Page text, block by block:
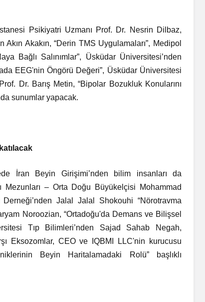
Psikiyatri Uzmanı Prof. Dr. Nesrin Dilbaz,
Akın Akakın, “Derin TMS Uygulamaları”, Medipol
Bağlı Salınımlar”, Üsküdar Üniversitesi’nden
EEG'nin Öngörü Değeri”, Üsküdar Üniversitesi
Dr. Barış Metin, “Bipolar Bozukluk Konularını
sunumlar yapacak.
İran Beyin Girişimi’nden bilim insanları da
Mezunları – Orta Doğu Büyükelçisi Mohammad
Jalal Jalal Shokouhi “Nörotravma
Noroozian, “Ortadoğu'da Demans ve Bilişsel
Tıp Bilimleri’nden Sajad Sahab Negah,
Eksozomlar, CEO ve IQBMI LLC'nin kurucusu
Beyin Haritalamadaki Rolü” başlıklı